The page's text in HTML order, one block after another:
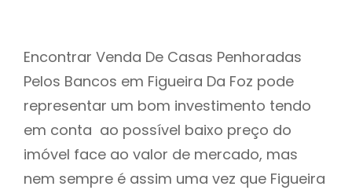
Encontrar Venda De Casas Penhoradas
Pelos Bancos em Figueira Da Foz pode
representar um bom investimento tendo
em conta ao possível baixo preço do
imóvel face ao valor de mercado, mas
nem sempre é assim uma vez que Figueira